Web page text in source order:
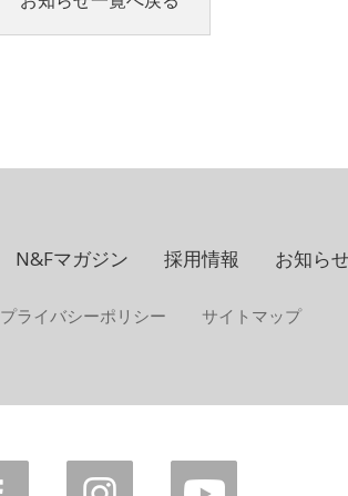
N&Fマガジン 採用情報 お知ら
プライバシーポリシー サイトマップ